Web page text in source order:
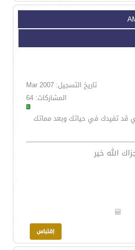
تاريخ التسجيل: Mar 2007
المشاركات: 64
قد تفيدك في حياتك وبعد مماتك
الله خير